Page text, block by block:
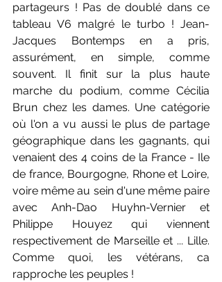
partageurs ! Pas de doublé dans ce
tableau V6 malgré le turbo ! Jean-
Jacques Bontemps en a pris,
assurément, en simple, comme
souvent. Il finit sur la plus haute
marche du podium, comme Cécilia
Brun chez les dames. Une catégorie
où l'on a vu aussi le plus de partage
géographique dans les gagnants, qui
venaient des 4 coins de la France - Ile
de france, Bourgogne, Rhone et Loire,
voire même au sein d'une même paire
avec Anh-Dao Huyhn-Vernier et
Philippe Houyez qui viennent
respectivement de Marseille et ... Lille.
Comme quoi, les vétérans, ca
rapproche les peuples !